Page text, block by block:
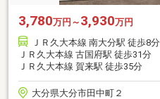
3,780万円～ 3,930万円
ＪＲ久大本線 南大分駅 徒歩8分
ＪＲ久大本線 古国府駅 徒歩31分
ＪＲ久大本線 賀来駅 徒歩35分
大分県大分市田中町２